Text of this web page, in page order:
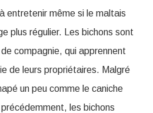
à entretenir même si le maltais
plus régulier. Les bichons sont
compagnie, qui apprennent
de leurs propriétaires. Malgré
un peu comme le caniche
les bichons